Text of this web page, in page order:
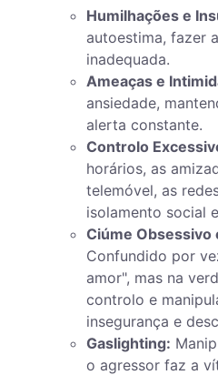
Humilhações e
autoestima, fazer
inadequada.
Ameaças e
ansiedade,
alerta constante.
Controlo
horários, as
telemóvel, as
isolamento social
Ciúme Obsessivo
Confundido por
amor", mas na
controlo e
insegurança e
Gaslighting:
o agressor faz a